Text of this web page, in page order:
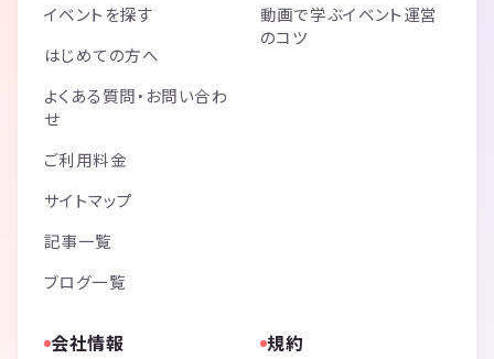
イベントを探す
はじめての方へ
よくある質問・お問い合わ
せ
ご利用料金
サイトマップ
記事一覧
ブログ一覧
動画で学ぶイベント運営
のコツ
会社情報 規約